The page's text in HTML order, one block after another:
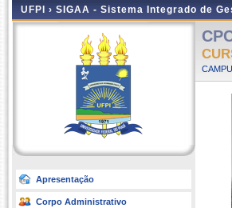
UFPI › SIGAA - Sistema Integrado de
Apresentação
Corpo Administrativo